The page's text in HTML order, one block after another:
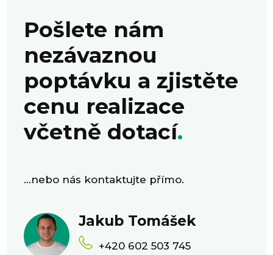
Pošlete nám
nezávaznou
poptávku a zjistěte
cenu realizace
včetně dotací.
…nebo nás kontaktujte přímo.
Jakub Tomášek
+420 602 503 745